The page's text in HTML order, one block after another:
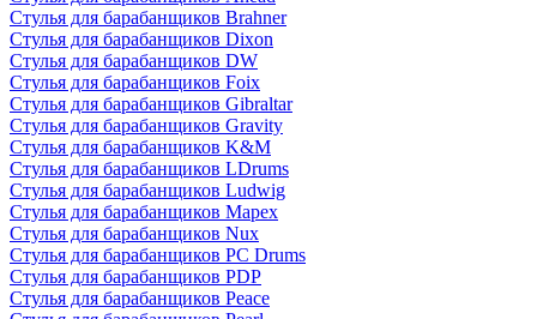
Стулья для барабанщиков Brahner
Стулья для барабанщиков Dixon
Стулья для барабанщиков DW
Стулья для барабанщиков Foix
Стулья для барабанщиков Gibraltar
Стулья для барабанщиков Gravity
Стулья для барабанщиков K&M
Стулья для барабанщиков LDrums
Стулья для барабанщиков Ludwig
Стулья для барабанщиков Mapex
Стулья для барабанщиков Nux
Стулья для барабанщиков PC Drums
Стулья для барабанщиков PDP
Стулья для барабанщиков Peace